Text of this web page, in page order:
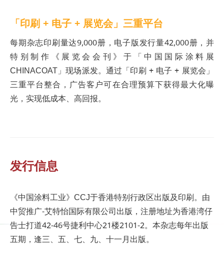
「印刷 + 电子 + 展览会」三重平台
每期杂志印刷量达9,000册，电子版发行量42,000册，并
特别制作《展览会会刊》于「中国国际涂料展
CHINACOAT」现场派发。通过「印刷 + 电子 + 展览会」
三重平台整合，广告客户可在合理预算下获得最大化曝
光，实现低成本、高回报。
发行信息
《中国涂料工业》CCJ于香港特别行政区出版及印刷。由
中贸推广-艾特怡国际有限公司出版，注册地址为香港湾仔
告士打道42-46号捷利中心21楼2101-2。本杂志每年出版
五期，逢三、五、七、九、十一月出版。